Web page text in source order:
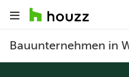
Bauunternehmen in